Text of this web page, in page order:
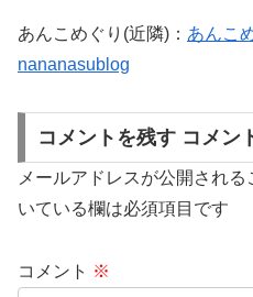
あんこめぐり(近隣)： あんこ
nananasublog
コメントを残す コメン
メールアドレスが公開される
いている欄は必須項目です
コメント ※